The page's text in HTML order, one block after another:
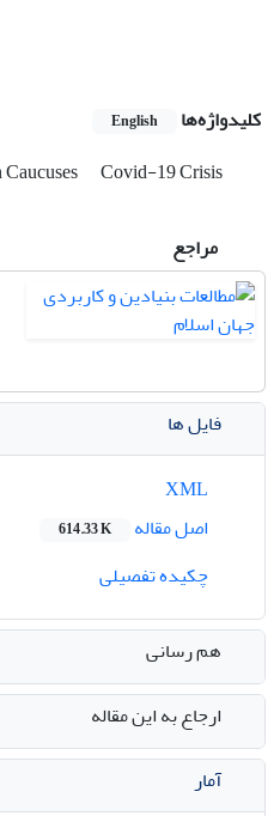
کلیدواژه‌ها English
Covid-19 Crisis
مراجع
فایل ها
اصل مقاله
614.33 K
چکیده تفصیلی
هم رسانی
ارجاع به این مقاله
آمار